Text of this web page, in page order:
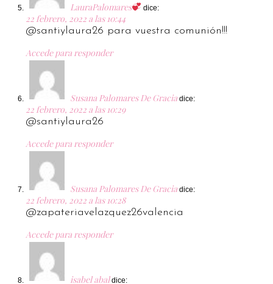
LauraPalomares dice:
22 febrero, 2022 a las 10:44
@santiylaura26 para vuestra comunión!!!
Accede para responder
Susana Palomares De Gracia dice:
22 febrero, 2022 a las 10:29
@santiylaura26
Accede para responder
Susana Palomares De Gracia dice:
22 febrero, 2022 a las 10:28
@zapateriavelazquez26valencia
Accede para responder
isabel abal dice: